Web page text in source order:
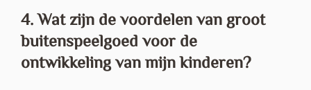
4. Wat zijn de voordelen van groot
buitenspeelgoed voor de
ontwikkeling van mijn kinderen?